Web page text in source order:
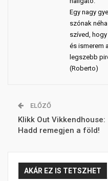
Egy nagy
szónak
szíved,
és ismerem
legszebb
(Roberto)
ELŐZŐ
Klikk Out Vikkendhouse:
Hadd remegjen a föld!
AKÁR EZ IS TETSZHET